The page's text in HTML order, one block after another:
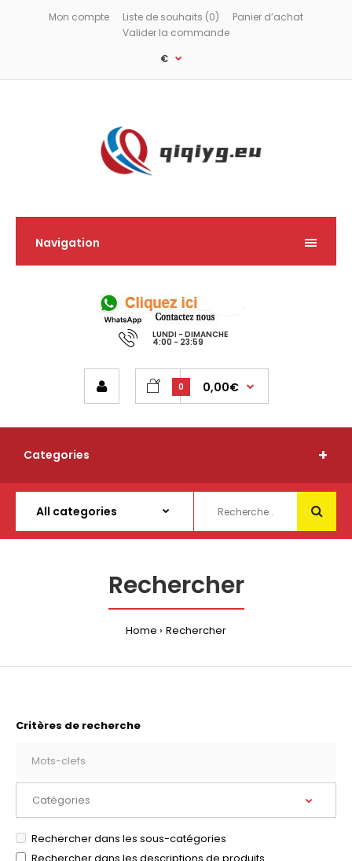
Mon compte Liste de souhaits (0)
Panier d’achat
Valider la commande
€
Navigation
LUNDI - DIMANCHE
4:00 - 23:59
0 0,00€
Categories
Rechercher
Home Rechercher
Critères de recherche
Rechercher dans les sous-catégories